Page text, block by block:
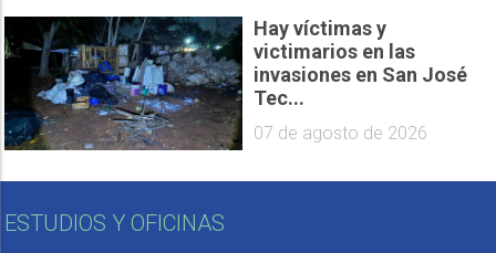
Hay víctimas y
victimarios en las
invasiones en San José
Tec...
07 de agosto de 2026
ESTUDIOS Y OFICINAS